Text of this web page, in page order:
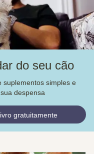
do seu cão
suplementos simples e
despensa
gratuitamente